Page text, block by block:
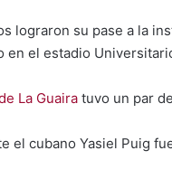
lograron su pase a la
en el estadio
La Guaira tuvo un par
el cubano Yasiel Puig